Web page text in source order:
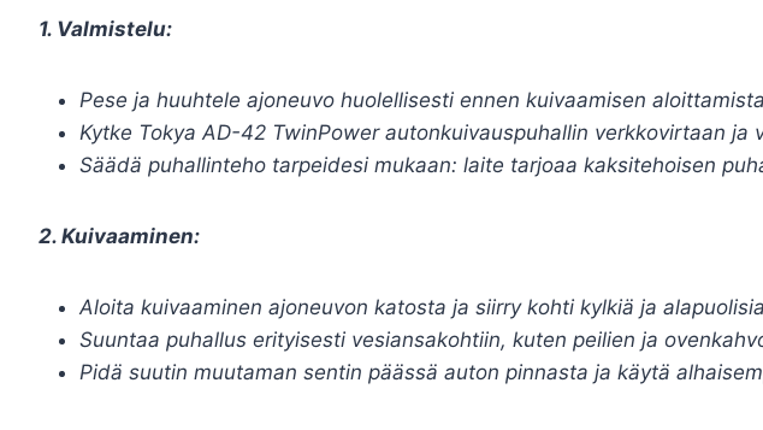
1. Valmistelu:
Pese ja huuhtele ajoneuvo huolellisesti ennen kuivaamisen
Kytke Tokya AD-42 TwinPower autonkuivauspuhallin verkkovirtaan
Säädä puhallinteho tarpeidesi mukaan: laite tarjoaa kaksitehoisen
2. Kuivaaminen:
Aloita kuivaaminen ajoneuvon katosta ja siirry kohti kylkiä ja
Suuntaa puhallus erityisesti vesiansakohtiin, kuten peilien ja
Pidä suutin muutaman sentin päässä auton pinnasta ja käytä